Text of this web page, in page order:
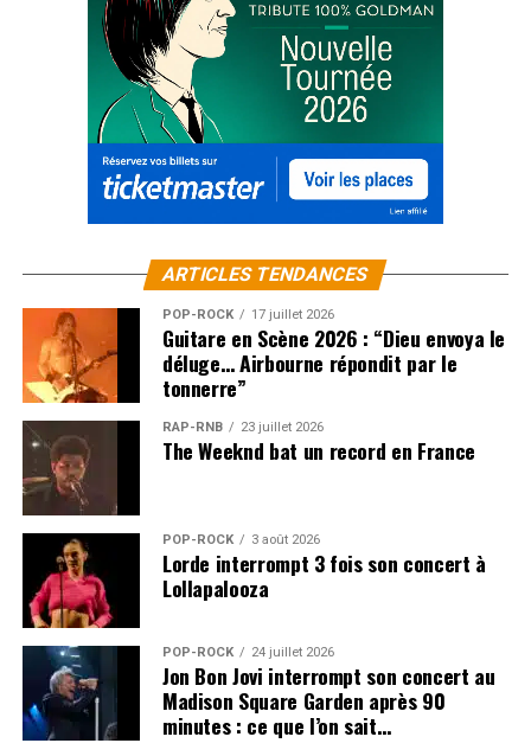
SUJETS ASSOCIÉS:
BARBRA STREISAND
FESTIVAL DE CANNES
ARTICLES TENDANCES
POP-ROCK 17 juillet 2026
Guitare en Scène 2026 : “Dieu envoya le
déluge… Airbourne répondit par le
tonnerre”
RAP-RNB 23 juillet 2026
The Weeknd bat un record en France
POP-ROCK 3 août 2026
Lorde interrompt 3 fois son concert à
Lollapalooza
POP-ROCK 24 juillet 2026
Jon Bon Jovi interrompt son concert au
Madison Square Garden après 90
minutes : ce que l’on sait…